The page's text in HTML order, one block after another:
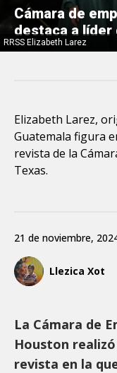
RRSS Elizabeth Larez
Cámara de
destaca a
Elizabeth Larez,
Guatemala figura
revista de la
Texas.
Llezica Xot
21 de noviembre,
La Cámara de
Houston
revista en la